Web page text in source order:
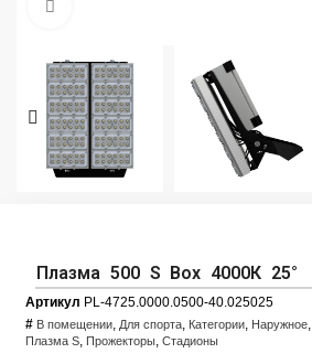
Плазма 500 S Box 4000К 25°
Артикул PL-4725.0000.0500-40.025025
# В помещении, Для спорта, Категории, Наружное,
Плазма S, Прожекторы, Стадионы